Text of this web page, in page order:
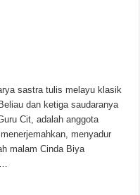
sastra tulis melayu klasik
dan ketiga saudaranya
Cit, adalah anggota
menyadur
malam Cinda Biya
…